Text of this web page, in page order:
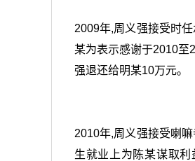
2009年,周义强接受时
某为表示感谢于2010至
强退还给明某10万元。
2010年,周义强接受喇
生就业上为陈某谋取